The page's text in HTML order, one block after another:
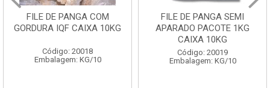
FILE DE PANGA SEMI
APARADO PACOTE 1KG
Código: 20019
Embalagem: KG/10
POLACA DESFIADA
PESCAMARES PCT5KG
CX10KG
Código: 20161
Embalagem: KG/10